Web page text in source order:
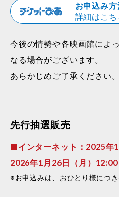
お申込み
詳細はこち
今後の情勢や各映画館によ
なる場合がございます。
あらかじめご了承ください。
先行抽選販売
■インターネット：2025年
2026年1月26日（月）12:00
※お申込みは、おひとり様につき